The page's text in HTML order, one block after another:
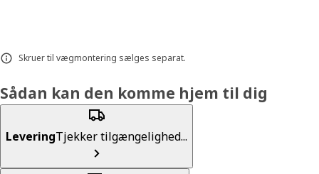
Skruer til vægmontering sælges separat.
Sådan kan den komme hjem til dig
LeveringTjekker tilgængelighed...